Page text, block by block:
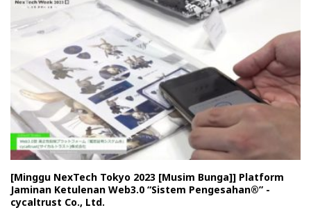
[Minggu NexTech Tokyo 2023 [Musim Bunga]] Platform
Jaminan Ketulenan Web3.0 “Sistem Pengesahan®” -
cycaltrust Co., Ltd.